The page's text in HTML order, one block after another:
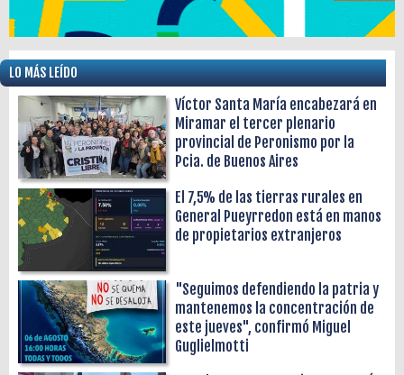
LO MÁS LEÍDO
Víctor Santa María encabezará en
Miramar el tercer plenario
provincial de Peronismo por la
Pcia. de Buenos Aires
El 7,5% de las tierras rurales en
General Pueyrredon está en manos
de propietarios extranjeros
"Seguimos defendiendo la patria y
mantenemos la concentración de
este jueves", confirmó Miguel
Guglielmotti